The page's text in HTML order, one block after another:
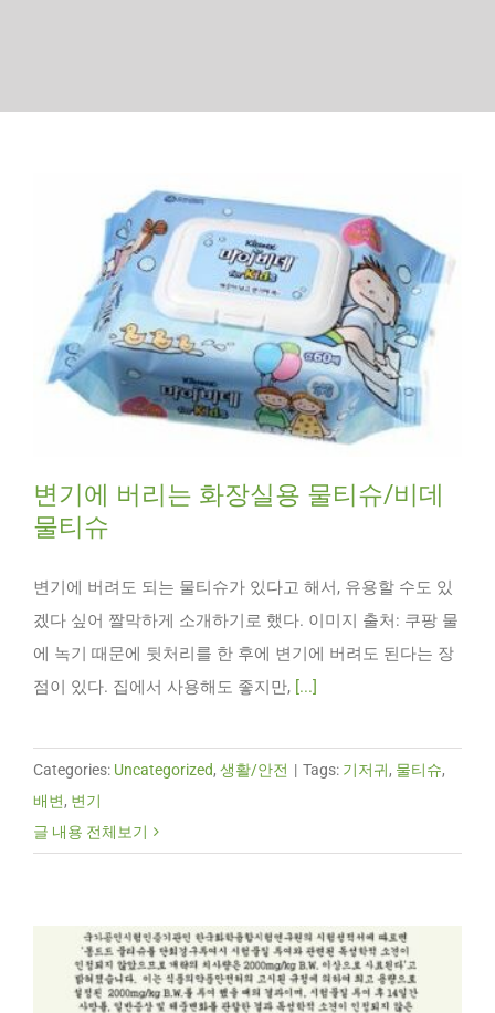
변기에 버리는 화장실용 물티슈/비데
물티슈
변기에 버려도 되는 물티슈가 있다고 해서, 유용할 수도 있
겠다 싶어 짤막하게 소개하기로 했다. 이미지 출처: 쿠팡 물
에 녹기 때문에 뒷처리를 한 후에 변기에 버려도 된다는 장
점이 있다. 집에서 사용해도 좋지만, [...]
Categories: Uncategorized, 생활/안전 | Tags: 기저귀, 물티슈,
배변, 변기
글 내용 전체보기